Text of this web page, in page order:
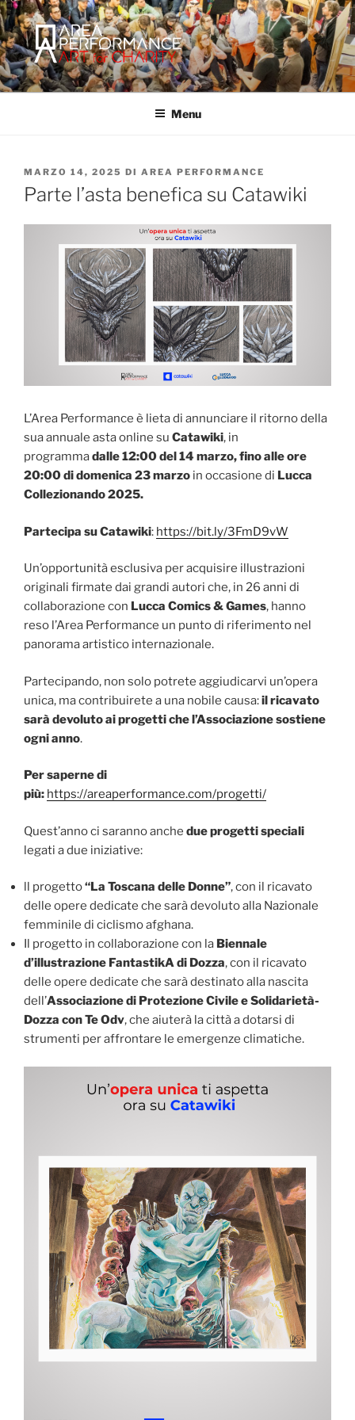
Salta
al
contenuto
AREA PERFORMANCE
Sito ufficiale della Onlus Area Performance.
Menu
PUBBLICATO
IL
MARZO 14, 2025 DI AREA PERFORMANCE
Parte l’asta benefica su Catawiki
L’Area Performance è lieta di annunciare il ritorno della
sua annuale asta online su Catawiki, in
programmadalle 12:00 del 14 marzo, fino alle ore
20:00 di domenica 23 marzo in occasione di Lucca
Collezionando 2025.
Partecipa su Catawiki: https://bit.ly/3FmD9vW
Un’opportunità esclusiva per acquisire illustrazioni
originali firmate dai grandi autori che, in 26 anni di
collaborazione con Lucca Comics & Games, hanno
reso l’Area Performance un punto di riferimento nel
panorama artistico internazionale.
Partecipando, non solo potrete aggiudicarvi un’opera
unica, ma contribuirete a una nobile causa:il ricavato
sarà devoluto ai progetti che l’Associazione sostiene
ogni anno.
Per saperne di
più: https://areaperformance.com/progetti/
Quest’anno ci saranno anche due progetti speciali
legati a due iniziative:
ll progetto“La Toscana delle Donne”, con il ricavato
delle opere dedicate che sarà devoluto alla Nazionale
femminile di ciclismo afghana.
Il progetto in collaborazione con la Biennale
d’illustrazione FantastikA di Dozza, con il ricavato
delle opere dedicate che sarà destinato alla nascita
dell’Associazione di Protezione Civile e Solidarietà-
Dozza con Te Odv, che aiuterà la città a dotarsi di
strumenti per affrontare le emergenze climatiche.